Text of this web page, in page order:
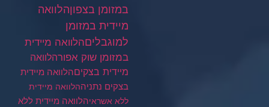
במזומן בצפוןהלוואה
מיידית במזומן
למוגבליםהלוואה מיידית
במזומן שוק אפורהלוואה
מיידית בצקיםהלוואה מיידית
בצקים נתניההלוואה מיידית
ללא אשראיהלוואה מיידית ללא